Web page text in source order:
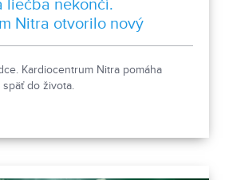
liečba nekončí.
Nitra otvorilo nový
Kardiocentrum Nitra pomáha
do života.